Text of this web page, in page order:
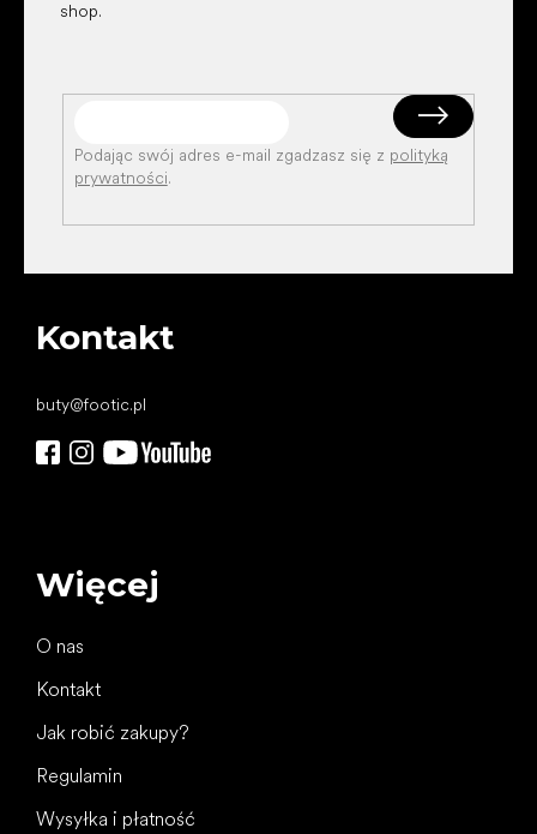
shop.
Podając swój adres e-mail zgadzasz się z polityką
prywatności.
Kontakt
buty@footic.pl
Więcej
O nas
Kontakt
Jak robić zakupy?
Regulamin
Wysyłka i płatność